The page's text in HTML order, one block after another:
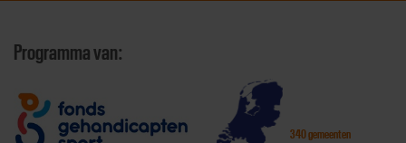
Programma van:
340 gemeenten